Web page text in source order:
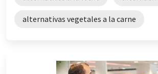
alternativas vegetales a la carne